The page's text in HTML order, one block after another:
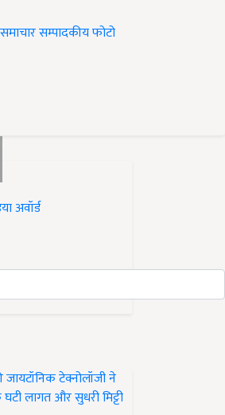
सम्पादकीयफोटो
अवॉर्ड